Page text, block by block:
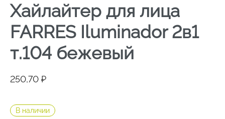
Хайлайтер для лица
FARRES Iluminador 2в1
т.104 бежевый
250,70 ₽
В наличии